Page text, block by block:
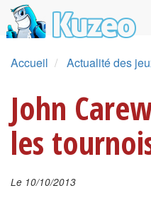
Accueil Actualité des
John
les
Le 10/10/2013